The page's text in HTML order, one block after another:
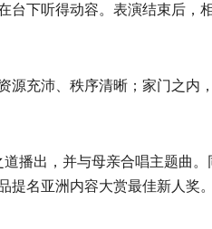
下听得动容。表演结束后，
充沛、秩序清晰；家门之内
播出，并与母亲合唱主题曲
名亚洲内容大赏最佳新人奖。